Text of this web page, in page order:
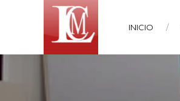
INICIO